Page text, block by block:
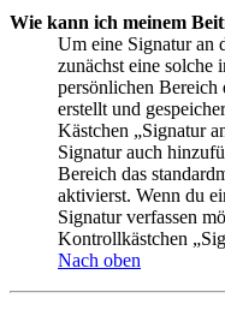
Wie kann ich meinem
Um eine Signatur an
zunächst eine solche
persönlichen
erstellt und
Kästchen „Signatur
Signatur auch
Bereich das
aktivierst. Wenn du
Signatur verfassen
Kontrollkästchen
Nach oben